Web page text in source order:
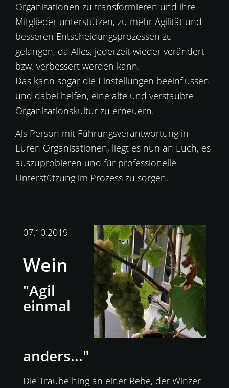
Organisationen zu transformieren und ihre
Mitglieder unterstützen, zu mehr Agilität und
besseren Entscheidungsprozessen zu
gelangen, da Alles, jederzeit wieder verändert
bzw. verbessert werden kann.
Das kann sogar die Einstellungen beeinflussen
und dabei helfen, eine alte und verstaubte
Organisationskultur zu erneuern.
Als Person mit Führungsverantwortung in
Euren Organisationen, liegt es nun an Euch, es
auszuprobieren und für professionelle
Unterstützung im Prozess zu sorgen.
07.10.2019
Wein
"Agil
einmal
anders..."
Die Traube hing an einer Rebe, der Winzer